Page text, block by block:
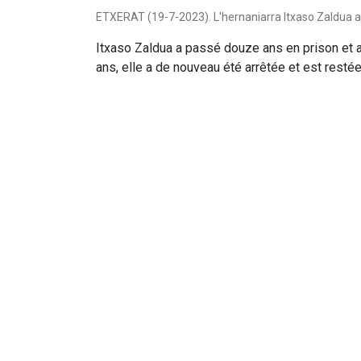
ETXERAT (19-7-2023). L'hernaniarra Itxaso
Itxaso Zaldua a passé douze ans en prison et
ans, elle a de nouveau été arrêtée et est